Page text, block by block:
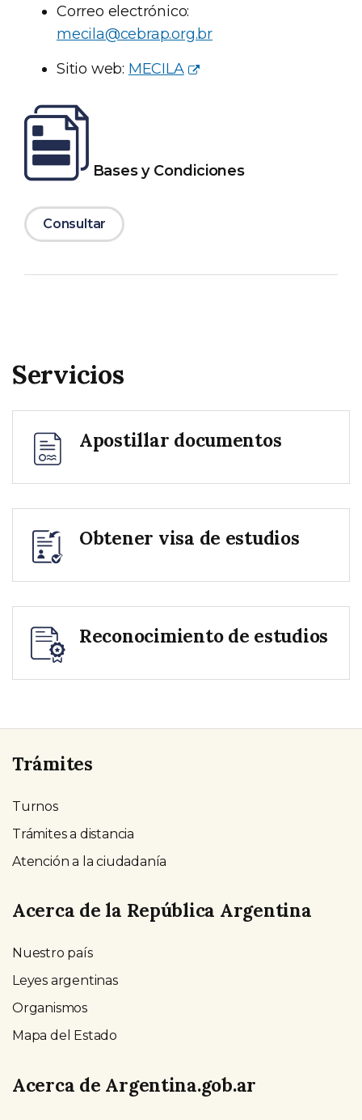
Correo electrónico:
mecila@cebrap.org.br
Sitio web: MECILA
Bases y Condiciones
Consultar
Servicios
Apostillar documentos
Obtener visa de estudios
Reconocimiento de estudios
Trámites
Turnos
Trámites a distancia
Atención a la ciudadanía
Acerca de la República Argentina
Nuestro país
Leyes argentinas
Organismos
Mapa del Estado
Acerca de Argentina.gob.ar